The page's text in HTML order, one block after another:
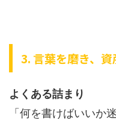
3. 言葉を磨き、資
よくある詰まり
「何を書けばいいか迷